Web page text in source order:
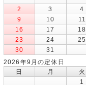
2
3 4
9
10 11
16
17 18
23
24 25
30
31
2026年9月の定休日
日
月 火
1